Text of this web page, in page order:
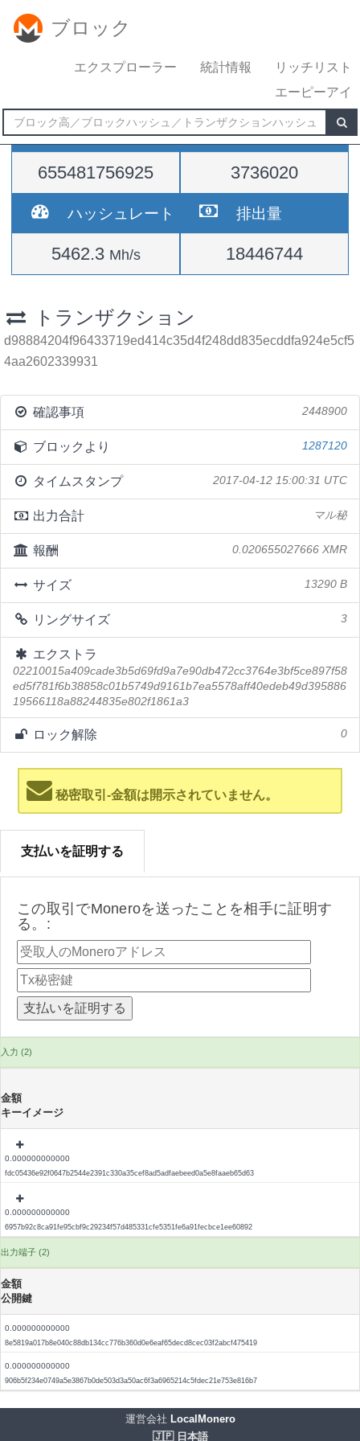
ブロック
エクスプローラー 統計情報
リッチリスト
エーピーアイ
難易度
655481756925
高さ
3736020
ハッシュレート
5462.3 Mh/s
排出量
18446744
トランザクション
d98884204f96433719ed414c35d4f248dd835ecddfa924e5cf5
4aa2602339931
確認事項 2448900
ブロックより 1287120
タイムスタンプ 2017-04-12 15:00:31 UTC
出力合計 マル秘
報酬 0.020655027666 XMR
サイズ 13290 B
リングサイズ 3
エクストラ
02210015a409cade3b5d69fd9a7e90db472cc3764e3bf5ce897f58
ed5f781f6b38858c01b5749d9161b7ea5578aff40edeb49d395886
19566118a88244835e802f1861a3
ロック解除 0
秘密取引-金額は開示されていません。
支払いを証明する
この取引でMoneroを送ったことを相手に証明す
る。:
入力 (2)
金額
キーイメージ
0.000000000000
fdc05436e92f0647b2544e2391c330a35cef8ad5adfaebeed0a5e8faaeb65d63
0.000000000000
6957b92c8ca91fe95cbf9c29234f57d485331cfe5351fe6a91fecbce1ee60892
出力端子 (2)
金額
公開鍵
0.000000000000
8e5819a017b8e040c88db134cc776b360d0e6eaf65decd8cec03f2abcf475419
0.000000000000
906b5f234e0749a5e3867b0de503d3a50ac6f3a6965214c5fdec21e753e816b7
運営会社 LocalMonero
🇯🇵 日本語